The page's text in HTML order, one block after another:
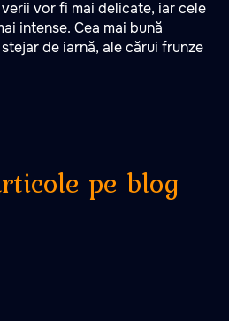
vor fi mai delicate, iar cele
intense. Cea mai bună
de iarnă, ale cărui frunze
pe blog